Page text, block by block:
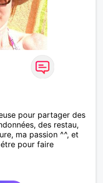
pour partager des
des restau,
ma passion ^^, et
pour faire